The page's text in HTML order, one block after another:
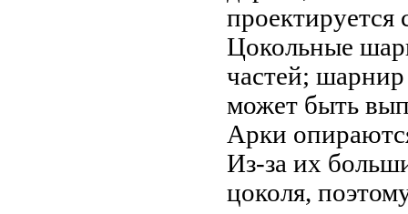
Цокольные
частей; шарнир
может быть
Арки
Из-за их
цоколя,